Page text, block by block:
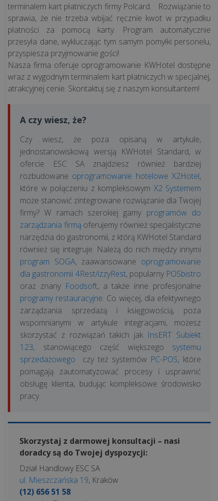
terminalem kart płatniczych firmy Polcard. Rozwiązanie to
sprawia, że nie trzeba wbijać ręcznie kwot w przypadku
płatności za pomocą karty. Program automatycznie
przesyła dane, wykluczając tym samym pomyłki personelu,
przyspiesza przyjmowanie gości!
Nasza firma oferuje oprogramowanie KWHotel dostępne
wraz z wygodnym terminalem kart płatniczych w specjalnej,
atrakcyjnej cenie. Skontaktuj się z naszym konsultantem!
A czy wiesz, że?
Czy wiesz, że poza opisaną w artykule,
jednostanowiskową wersją KWHotel Standard, w
ofercie ESC SA znajdziesz również bardziej
rozbudowane oprogramowanie hotelowe X2Hotel,
które w połączeniu z kompleksowym X2 Systemem
może stanowić zintegrowane rozwiązanie dla Twojej
firmy? W ramach szerokiej gamy programów do
zarządzania firmą oferujemy również specjalistyczne
narzędzia do gastronomii, z którą KWHotel Standard
również się integruje. Należą do nich między innymi
program SOGA, zaawansowane oprogramowanie
dla gastronomii 4Rest/izzyRest, popularny POSbistro
oraz znany Foodsoft, a także inne profesjonalne
programy restauracyjne. Co więcej, dla efektywnego
zarządzania sprzedażą i księgowością, poza
wspomnianymi w artykule integracjami, możesz
skorzystać z rozwiązań takich jak InsERT Subiekt
123, stanowiącego część większego systemu
sprzedażowego czy też systemów PC-POS, które
pomagają zautomatyzować procesy i usprawnić
obsługę klienta, budując kompleksowe środowisko
pracy.
Skorzystaj z darmowej konsultacji – nasi
doradcy są do Twojej dyspozycji:
Dział Handlowy ESC SA
ul. Mieszczańska 19, Kraków
(12) 656 51 58